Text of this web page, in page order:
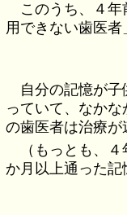
このうち、４
用できない歯医者
自分の記憶が
っていて、なかな
の歯医者は治療が
（もっとも、
か月以上通った記